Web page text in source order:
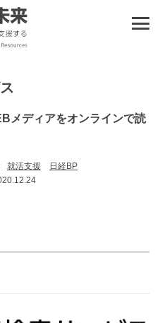
メディアをオンラインで読
就活支援
日経BP